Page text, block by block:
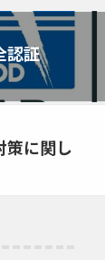
認証
策に関し